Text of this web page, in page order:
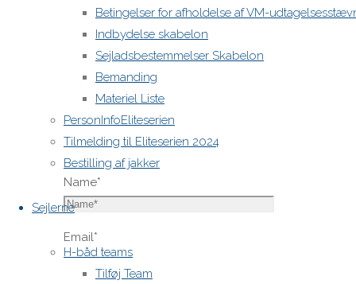
Betingelser for afholdelse af VM-
Indbydelse skabelon
Sejladsbestemmelser Skabelon
Bemanding
Materiel Liste
PersonInfoEliteserien
Tilmelding til Eliteserien 2024
Bestilling af jakker
Sejlerne
H-båd teams
Tilføj Team
med
Comment
Name*
Email*